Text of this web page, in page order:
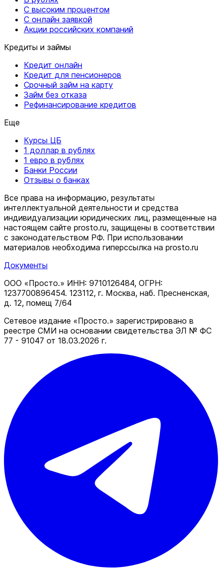
С высоким процентом
С онлайн заявкой
Акции российских компаний
Кредиты и займы
Кредит онлайн
Кредит для пенсионеров
Срочный займ на карту
Займ без отказа
Рефинансирование кредитов
Еще
Курсы ЦБ
1 доллар в рублях
1 евро в рублях
Банки России
Отзывы о банках
Все права на информацию, результаты
интеллектуальной деятельности и средства
индивидуализации юридических лиц, размещенные на
настоящем сайте prosto.ru, защищены в соответствии
c законодательством РФ. При использовании
материалов необходима гиперссылка на prosto.ru
Документы
ООО «Просто.» ИНН: 9710126484, ОГРН:
1237700896454. 123112, г. Москва, наб. Пресненская,
д. 12, помещ 7/64
Сетевое издание «Просто.» зарегистрировано в
реестре СМИ на основании свидетельства ЭЛ № ФС
77 - 91047 от 18.03.2026 г.